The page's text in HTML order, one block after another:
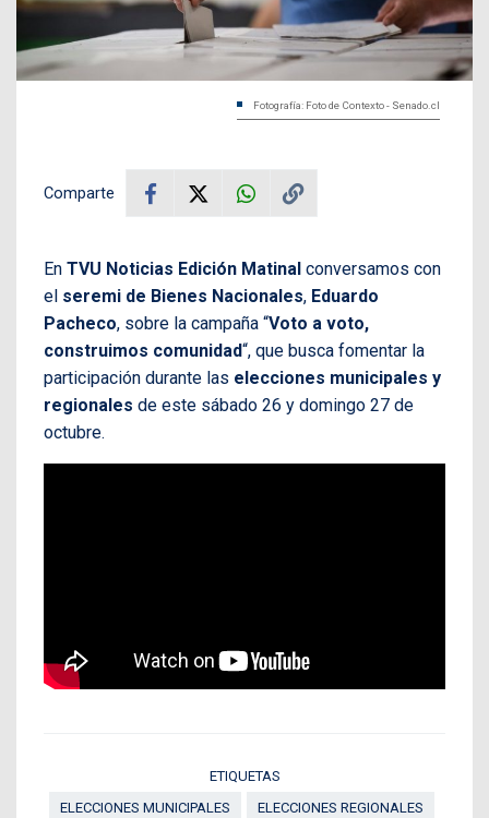
Fotografía: Foto de Contexto - Senado.cl
Comparte
En TVU Noticias Edición Matinal conversamos con
el seremi de Bienes Nacionales, Eduardo
Pacheco, sobre la campaña “Voto a voto,
construimos comunidad“, que busca fomentar la
participación durante las elecciones municipales y
regionales de este sábado 26 y domingo 27 de
octubre.
ETIQUETAS
ELECCIONES MUNICIPALES
ELECCIONES REGIONALES